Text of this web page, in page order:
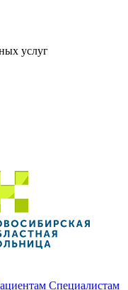
услуг
Специалистам